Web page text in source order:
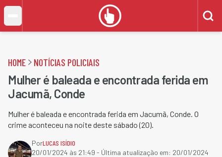
HOME NOTÍCIAS POLICIAIS
Mulher é baleada e encontrada ferida em
Jacumã, Conde
Mulher é baleada e encontrada ferida em Jacumã, Conde. O
crime aconteceu na noite deste sábado (20).
PorLUCAS ISÍDIO
20/01/2024 às 21:49 - Última atualização em: 20/01/2024